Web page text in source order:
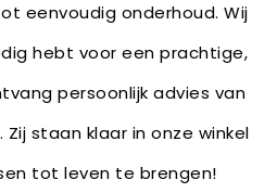
eenvoudig onderhoud. Wij
hebt voor een prachtige,
persoonlijk advies van
staan klaar in onze winkel
tot leven te brengen!